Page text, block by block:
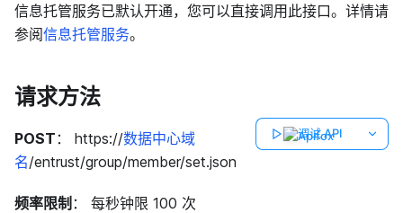
信息托管服务已默认开通，您可以直接调用此接口。详情请
参阅信息托管服务。
请求方法
调试 API
POST ： https://数据中心域
名/entrust/group/member/set.json
频率限制 ： 每秒钟限 100 次